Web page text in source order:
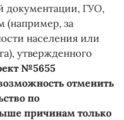
документации, ГУО,
(например, за
населения или
утвержденного
№5655
отменить
по
причинам только